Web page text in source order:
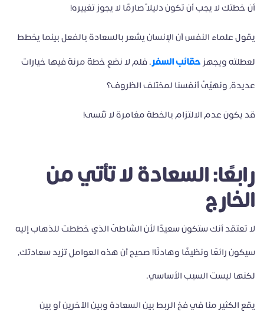
أن خطتك لا يجب أن تكون دليلًا صارمًا لا يجوز تغييره!
يقول علماء النفس أن الإنسان يشعر بالسعادة بالفعل بينما يخطط
لعطلته ويجهز حقائب السفر. فلم لا نضع خطة مرنة فيها خيارات
عديدة، ونهيّئ أنفسنا لمختلف الظروف؟
قد يكون عدم الالتزام بالخطة مغامرة لا تُنسى!
رابعًا: السعادة لا تأتي من
الخارج
لا تعتقد أنك ستكون سعيدًا لأن الشاطئ الذي خططت للذهاب إليه
سيكون رائعًا ونظيفًا وهادئًا! صحيح أن هذه العوامل تزيد سعادتك،
لكنها ليست السبب الأساسي.
يقع الكثير منا في فخ الربط بين السعادة وبين الآخرين أو بين